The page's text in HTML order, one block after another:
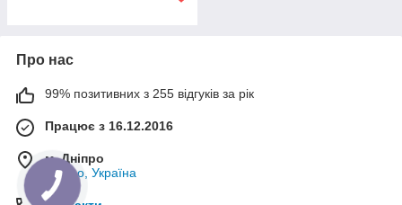
Про нас
99% позитивних з 255 відгуків за рік
Працює з 16.12.2016
м. Дніпро
Дніпро, Україна